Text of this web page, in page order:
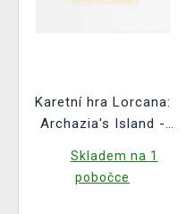
Karetní hra Lorcana:
Archazia's Island -
Skladem na 1
pobočce